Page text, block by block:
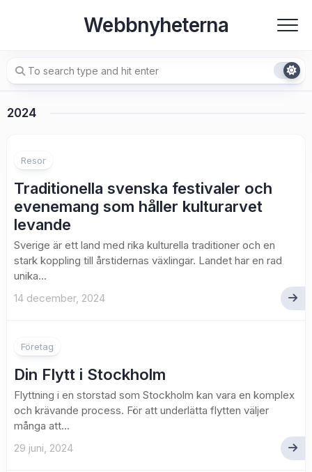
Webbnyheterna
2024
Resor
Traditionella svenska festivaler och
evenemang som håller kulturarvet
levande
Sverige är ett land med rika kulturella traditioner och en
stark koppling till årstidernas växlingar. Landet har en rad
unika...
14 december, 2024
Företag
Din Flytt i Stockholm
Flyttning i en storstad som Stockholm kan vara en komplex
och krävande process. För att underlätta flytten väljer
många att...
29 juni, 2024